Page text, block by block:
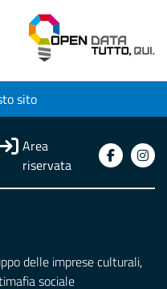
sito
Area
riservata
delle imprese culturali,
sociale